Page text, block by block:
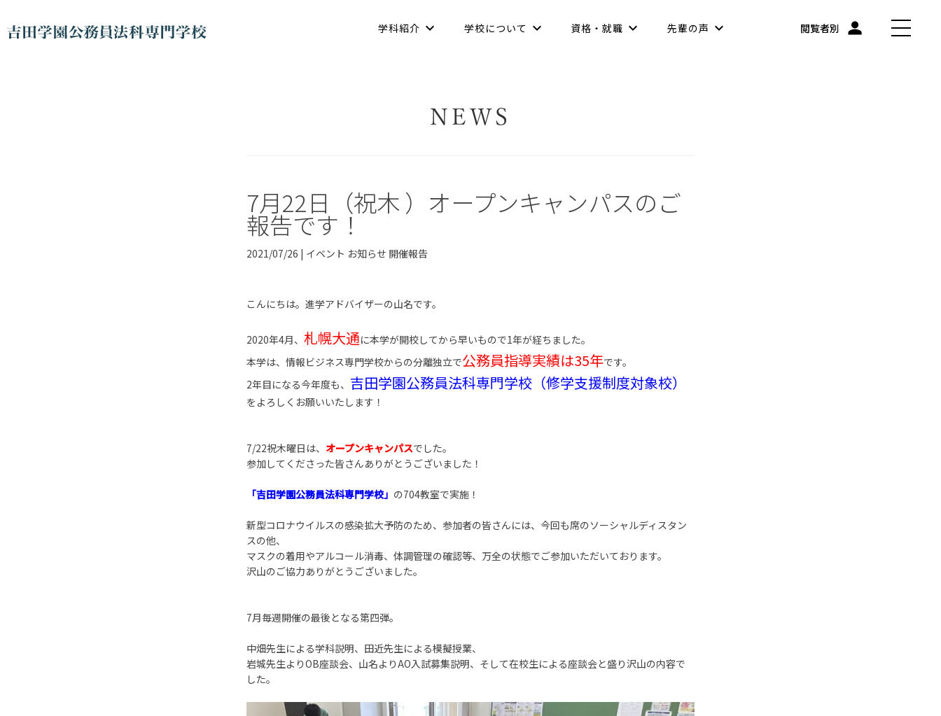
学科紹介 学校について 資格・就職 先輩の声 閲覧者別
NEWS
7月22日（祝木 ）オープンキャンパスのご
報告です！
2021/07/26 | イベント お知らせ 開催報告
こんにちは。進学アドバイザーの山名です。
2020年4月、 札幌大通に本学が開校してから早いもので1年が経ちました。
本学は、情報ビジネス専門学校からの分離独立で公務員指導実績は35年です。
2年目になる今年度も、 吉田学園公務員法科専門学校（修学支援制度対象校）
をよろしくお願いいたします！
7/22祝木曜日は、 オープンキャンパスでした。
参加してくださった皆さんありがとうございました！
「吉田学園公務員法科専門学校」 の704教室で実施！
新型コロナウイルスの感染拡大予防のため、参加者の皆さんには、今回も席のソーシャルディスタン
スの他、
マスクの着用やアルコール消毒、体調管理の確認等、万全の状態でご参加いただいております。
沢山のご協力ありがとうございました。
7月毎週開催の最後となる第四弾。
中畑先生による学科説明、田近先生による模擬授業、
岩城先生よりOB座談会、山名よりAO入試募集説明、そして在校生による座談会と盛り沢山の内容で
した。